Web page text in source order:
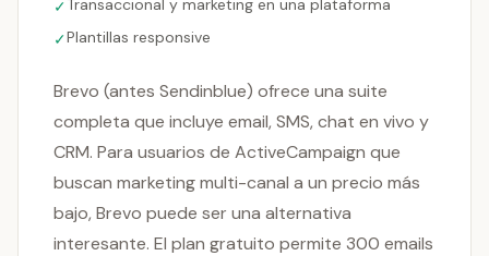
✓Transaccional y marketing en una plataforma
✓Plantillas responsive
Brevo (antes Sendinblue) ofrece una suite
completa que incluye email, SMS, chat en vivo y
CRM. Para usuarios de ActiveCampaign que
buscan marketing multi-canal a un precio más
bajo, Brevo puede ser una alternativa
interesante. El plan gratuito permite 300 emails